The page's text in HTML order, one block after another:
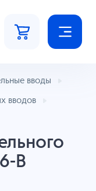
вводы
вводов
B